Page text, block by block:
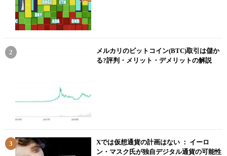
メルカリのビットコイン(BTC)取引は儲か
る?評判・メリット・デメリットの解説
Xでは仮想通貨の計画はない ： イーロ
ン・マスク氏が独自デジタル通貨の可能性